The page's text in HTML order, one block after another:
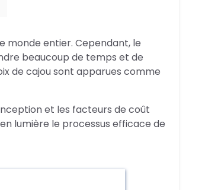
monde entier. Cependant, le
beaucoup de temps et de
de cajou sont apparues comme
et les facteurs de coût
lumière le processus efficace de